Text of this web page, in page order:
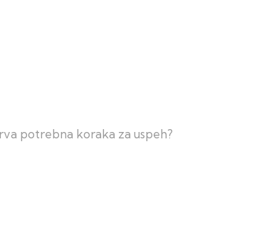
potrebna koraka za uspeh?